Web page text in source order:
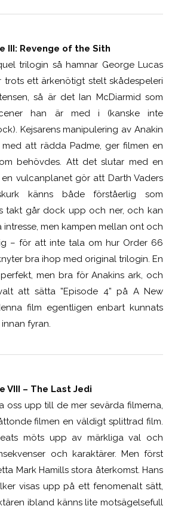
III: Revenge of the Sith
trilogin så hamnar George Lucas
trots ett ärkenötigt stelt skådespeleri
så är det Ian McDiarmid som
han är med i (kanske inte
Kejsarens manipulering av Anakin
att rädda Padme, ger filmen en
behövdes. Att det slutar med en
vulcanplanet gör att Darth Vaders
känns både förståerlig som
takt går dock upp och ner, och kan
men kampen mellan ont och
– för att inte tala om hur Order 66
bra ihop med original trilogin. En
men bra för Anakins ark, och
att sätta ”Episode 4” på A New
film egentligen enbart kunnats
fyran.
VIII – The Last Jedi
oss upp till de mer sevärda filmerna,
filmen en väldigt splittrad film.
möts upp av märkliga val och
och karaktärer. Men först
Mark Hamills stora återkomst. Hans
visas upp på ett fenomenalt sätt,
ibland känns lite motsägelsefull